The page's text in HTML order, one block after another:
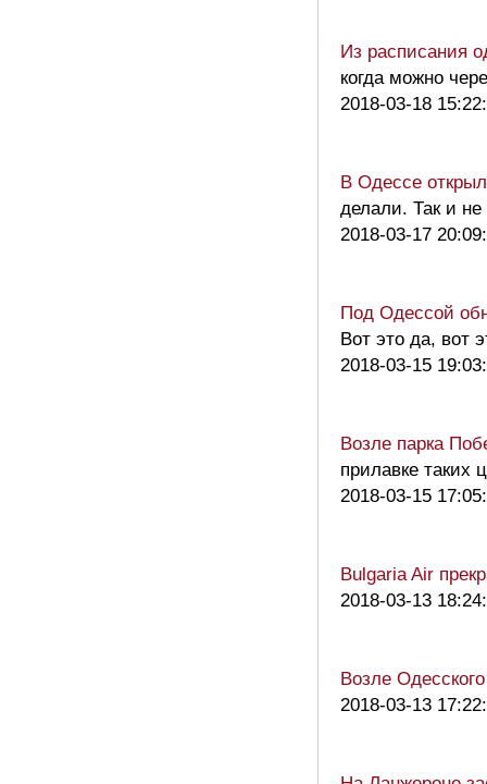
Из расписания
когда можно
2018-03-18
В Одессе
делали. Так и
2018-03-17
Под Одессой
Вот это да, вот
2018-03-15
Возле парка
прилавке таких
2018-03-15
Bulgaria Air
2018-03-13
Возле
2018-03-13